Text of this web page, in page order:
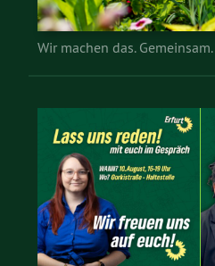
Wir machen das. Gemeinsam.